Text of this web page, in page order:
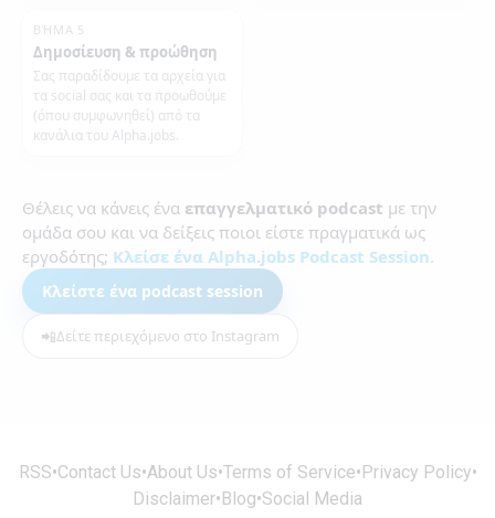
ΒΉΜΑ 5
Δημοσίευση & προώθηση
Σας παραδίδουμε τα αρχεία για
τα social σας και τα προωθούμε
(όπου συμφωνηθεί) από τα
κανάλια του Alpha.jobs.
Θέλεις να κάνεις ένα επαγγελματικό podcast με την
ομάδα σου και να δείξεις ποιοι είστε πραγματικά ως
εργοδότης; Κλείσε ένα Alpha.jobs Podcast Session.
Κλείστε ένα podcast session
📲Δείτε περιεχόμενο στο Instagram
RSS•Contact Us•About Us•Terms of Service•Privacy Policy•
Disclaimer•Blog•Social Media